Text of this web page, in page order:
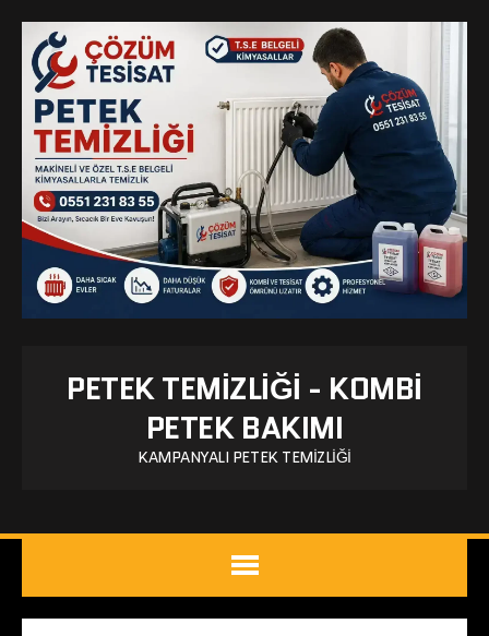
PETEK TEMIZLIĞI - KOMBI
PETEK BAKIMI
KAMPANYALI PETEK TEMIZLIĞI